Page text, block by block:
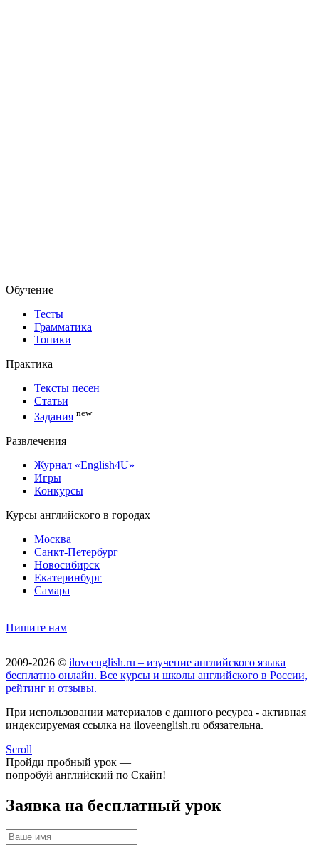
Обучение
Тесты
Грамматика
Топики
Практика
Тексты песен
Статьи
Задания new
Развлечения
Журнал «English4U»
Игры
Конкурсы
Курсы английского в городах
Москва
Санкт-Петербург
Новосибирск
Екатеринбург
Самара
Пишите нам
2009-2026 © iloveenglish.ru – изучение английского языка
бесплатно онлайн. Все курсы и школы английского в России,
рейтинг и отзывы.
При использовании материалов с данного ресурса - активная
индексируемая ссылка на iloveenglish.ru обязательна.
Scroll
Пройди пробный урок —
попробуй английский по Скайп!
Заявка на бесплатный урок